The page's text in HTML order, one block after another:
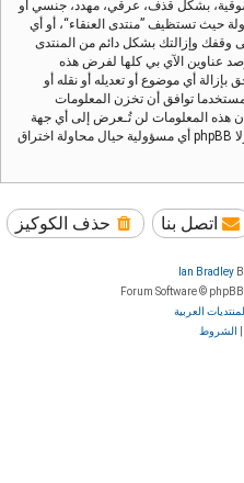
بشكل قذف، عرقي، مهدد، جنسي أو
حيث تستظيف ”منتدى العنقاء“، أو أي
وإزالتك بشكل دائم من المنتدى
عناوين الآي بي كلها لفرض هذه
بإزالة أي موضوع أو تعديله أو نقله أو
توافق أن تخزن المعلومات
هذه المعلومات لن تُـعرض إلى أي جهة
ثالثة دون علمك، لن يتحمل ”منتدى العنقاء“ ولا phpBB أي مسؤولية حيال محاولة اختراق
حذف الكوكيز اتصل بنا
Ian Bradley
العربية
الشروط